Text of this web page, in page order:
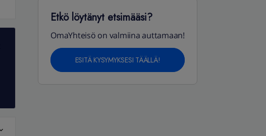
Etkö löytänyt etsimääsi?
OmaYhteisö on valmiina auttamaan!
ESITÄ KYSYMYKSESI TÄÄLLÄ!